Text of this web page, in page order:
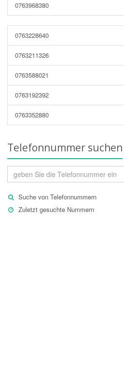
0763968380
0763228640
0763211326
0763588021
0763192392
0763352880
Telefonnummer suchen
Suche von Telefonnummern
Zuletzt gesuchte Nummern